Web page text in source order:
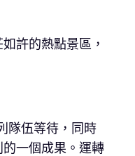
許的熱點景區，
隊伍等待，同時
一個成果。運轉